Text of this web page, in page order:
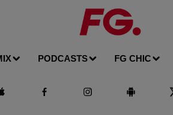
PODCASTS FG CHIC